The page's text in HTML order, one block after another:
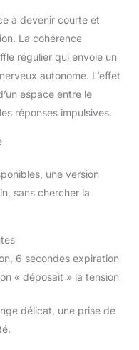
à devenir courte et
La cohérence
régulier qui envoie un
autonome. L’effet
espace entre le
réponses impulsives.
une version
sans chercher la
6 secondes expiration
« déposait » la tension
délicat, une prise de